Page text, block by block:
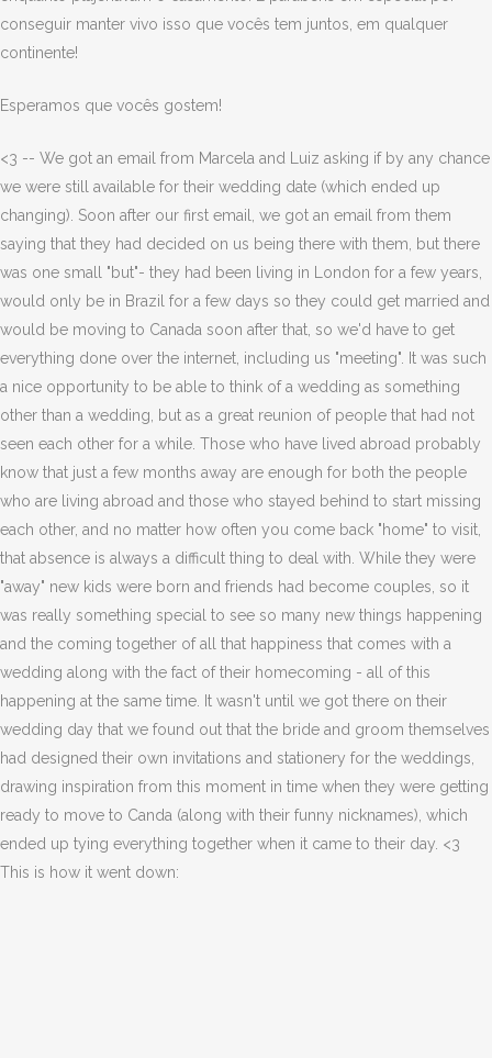
conseguir manter vivo isso que vocês tem juntos, em qualquer
continente!
Esperamos que vocês gostem!
<3 -- We got an email from Marcela and Luiz asking if by any chance
we were still available for their wedding date (which ended up
changing). Soon after our first email, we got an email from them
saying that they had decided on us being there with them, but there
was one small "but"- they had been living in London for a few years,
would only be in Brazil for a few days so they could get married and
would be moving to Canada soon after that, so we'd have to get
everything done over the internet, including us "meeting". It was such
a nice opportunity to be able to think of a wedding as something
other than a wedding, but as a great reunion of people that had not
seen each other for a while. Those who have lived abroad probably
know that just a few months away are enough for both the people
who are living abroad and those who stayed behind to start missing
each other, and no matter how often you come back "home" to visit,
that absence is always a difficult thing to deal with. While they were
"away" new kids were born and friends had become couples, so it
was really something special to see so many new things happening
and the coming together of all that happiness that comes with a
wedding along with the fact of their homecoming - all of this
happening at the same time. It wasn't until we got there on their
wedding day that we found out that the bride and groom themselves
had designed their own invitations and stationery for the weddings,
drawing inspiration from this moment in time when they were getting
ready to move to Canda (along with their funny nicknames), which
ended up tying everything together when it came to their day. <3
This is how it went down: